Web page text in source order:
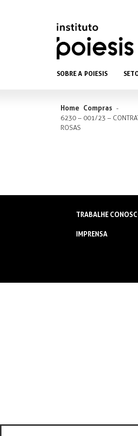
SOBRE A POIESIS
Home Compras -
6230 – 001/23 –
ROSAS
TRABALHE
IMPRENSA